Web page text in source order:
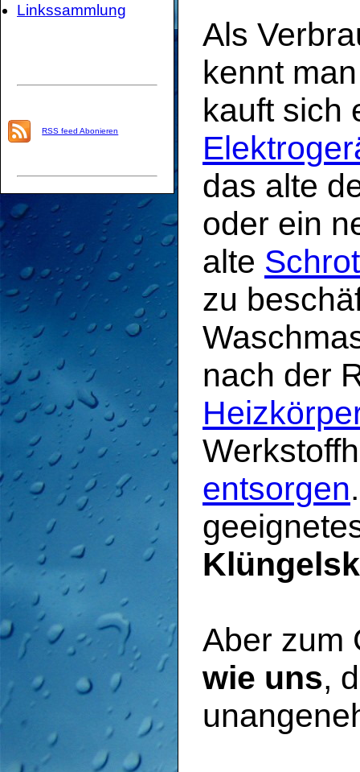
Linkssammlung
RSS feed Abonieren
Als
kennt
kauft sich
das alte
oder ein
alte
zu
nach der
entsorgen
Aber zum
wie uns,